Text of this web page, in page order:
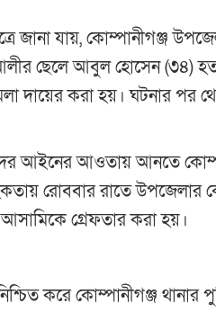
জানা যায়, কোম্পানীগঞ্জ
ছেলে আবুল হোসেন (৩৪)
দায়ের করা হয়। ঘটনার পর
আইনের আওতায় আনতে
রোববার রাতে উপজেলার
গ্রেফতার করা হয়।
করে কোম্পানীগঞ্জ